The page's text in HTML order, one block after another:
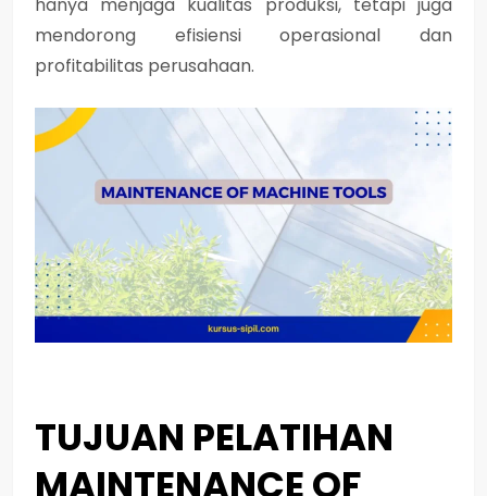
mendorong efisiensi operasional dan
profitabilitas perusahaan.
TUJUAN PELATIHAN
MAINTENANCE OF